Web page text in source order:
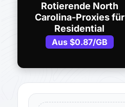
Rotierende North
Carolina-Proxies für
Residential
Aus $0.87/GB